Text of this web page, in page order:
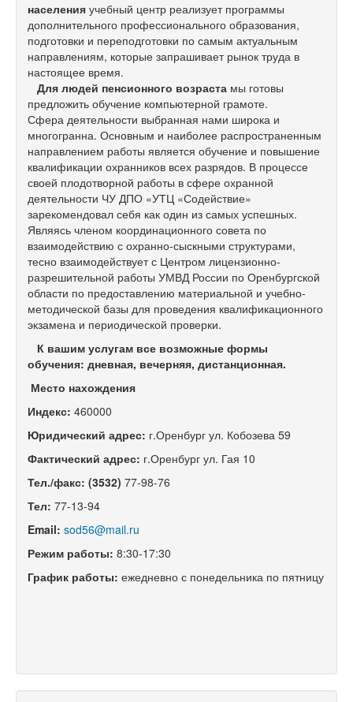
населения учебный центр реализует программы
дополнительного профессионального образования,
подготовки и переподготовки по самым актуальным
направлениям, которые запрашивает рынок труда в
настоящее время.
Для людей пенсионного возраста мы готовы
предложить обучение компьютерной грамоте.
Сфера деятельности выбранная нами широка и
многогранна. Основным и наиболее распространенным
направлением работы является обучение и повышение
квалификации охранников всех разрядов. В процессе
своей плодотворной работы в сфере охранной
деятельности ЧУ ДПО «УТЦ «Содействие»
зарекомендовал себя как один из самых успешных.
Являясь членом координационного совета по
взаимодействию с охранно-сыскными структурами,
тесно взаимодействует с Центром лицензионно-
разрешительной работы УМВД России по Оренбургской
области по предоставлению материальной и учебно-
методической базы для проведения квалификационного
экзамена и периодической проверки.
К вашим услугам все возможные формы
обучения: дневная, вечерняя, дистанционная.
Место нахождения
Индекс: 460000
Юридический адрес: г.Оренбург ул. Кобозева 59
Фактический адрес: г.Оренбург ул. Гая 10
Тел./факс: (3532) 77-98-76
Тел: 77-13-94
Email: sod56@mail.ru
Режим работы: 8:30-17:30
График работы: ежедневно с понедельника по пятницу